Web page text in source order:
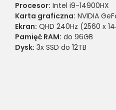
Procesor: Intel i9-14900HX
Karta graficzna: NVIDIA
Ekran: QHD 240Hz (2560 x
Pamięć RAM: do 96GB
Dysk: 3x SSD do 12TB